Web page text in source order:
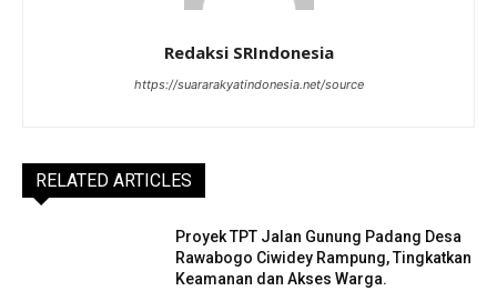
Redaksi SRIndonesia
https://suararakyatindonesia.net/source
RELATED ARTICLES
Proyek TPT Jalan Gunung Padang Desa
Rawabogo Ciwidey Rampung, Tingkatkan
Keamanan dan Akses Warga.